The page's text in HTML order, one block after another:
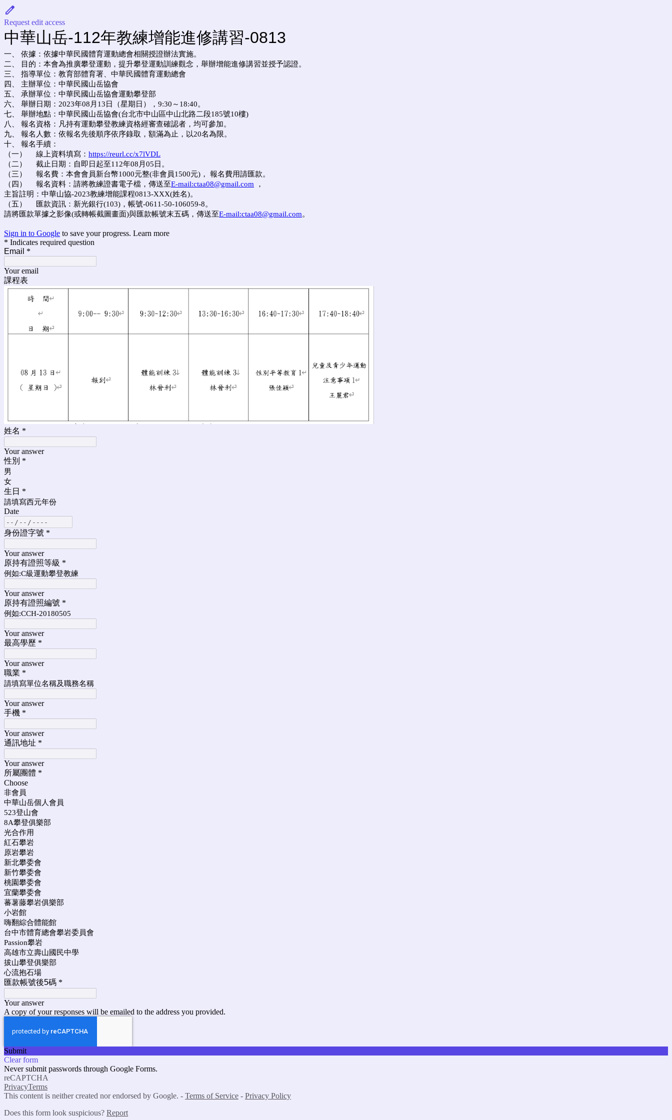
Request edit access
中華山岳-112年教練增能進修講習-0813
一、 依據：依據中華民國體育運動總會相關授證辦法實施。
二、 目的：本會為推廣攀登運動，提升攀登運動訓練觀念，舉辦增能進修講習並授予認證。
三、 指導單位：教育部體育署、中華民國體育運動總會
四、 主辦單位：中華民國山岳協會
五、 承辦單位：中華民國山岳協會運動攀登部
六、 舉辦日期：2023年08月13日（星期日），9:30～18:40。
七、 舉辦地點：中華民國山岳協會(台北市中山區中山北路二段185號10樓)
八、 報名資格：凡持有運動攀登教練資格經審查確認者，均可參加。
九、 報名人數：依報名先後順序依序錄取，額滿為止，以20名為限。
十、 報名手續：
（一）
線上資料填寫： https://reurl.cc/x7lVDL
（二）
截止日期：自即日起至112年08月05日。
（三）
報名費：本會會員新台幣1000元整(非會員1500元)， 報名費用請匯款。
（四）
報名資料：請將教練證書電子檔，傳送至E-mail:ctaa08@gmail.com ，
主旨註明：中華山協-2023教練增能課程0813-XXX(姓名)。
（五）
匯款資訊：新光銀行(103)，帳號-0611-50-106059-8。
請將匯款單據之影像(或轉帳截圖畫面)與匯款帳號末五碼，傳送至E-mail:ctaa08@gmail.com。
Sign in to Google to save your progress. Learn more
* Indicates required question
Email *
Your email
課程表
姓名 *
Your answer
性別 *
男
女
生日 *
請填寫西元年份
Date
身份證字號 *
Your answer
原持有證照等級 *
例如:C級運動攀登教練
Your answer
原持有證照編號 *
例如:CCH-20180505
Your answer
最高學歷 *
Your answer
職業 *
請填寫單位名稱及職務名稱
Your answer
手機 *
Your answer
通訊地址 *
Your answer
所屬團體 *
Choose
非會員
中華山岳個人會員
523登山會
8A攀登俱樂部
光合作用
紅石攀岩
原岩攀岩
新北攀委會
新竹攀委會
桃園攀委會
宜蘭攀委會
蕃薯藤攀岩俱樂部
小岩館
嗨翻綜合體能館
台中市體育總會攀岩委員會
Passion攀岩
高雄市立壽山國民中學
拔山攀登俱樂部
心流抱石場
匯款帳號後5碼 *
Your answer
A copy of your responses will be emailed to the address you provided.
Submit
Clear form
Never submit passwords through Google Forms.
reCAPTCHA
PrivacyTerms
This content is neither created nor endorsed by Google. - Terms of Service - Privacy Policy
Does this form look suspicious? Report